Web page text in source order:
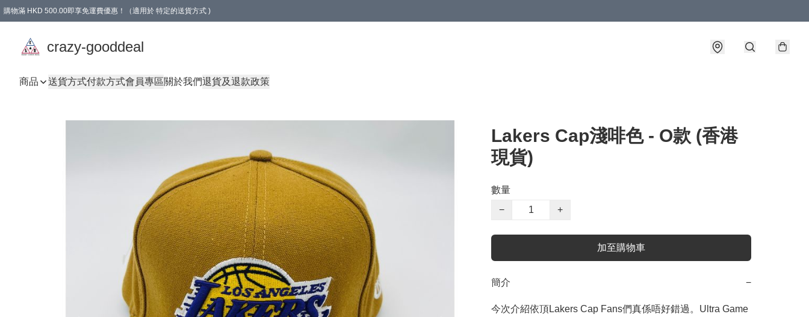
購物滿 HKD 500.00即享免運費優惠！（適用於 特定的送貨方式 )
crazy-gooddeal
商品 送貨方式付款方式會員專區關於我們退貨及退款政策
Lakers Cap淺啡色 - O款 (香港
現貨)
數量
−
+
加至購物車
簡介 −
今次介紹依頂Lakers Cap Fans們真係唔好錯過。Ultra Game